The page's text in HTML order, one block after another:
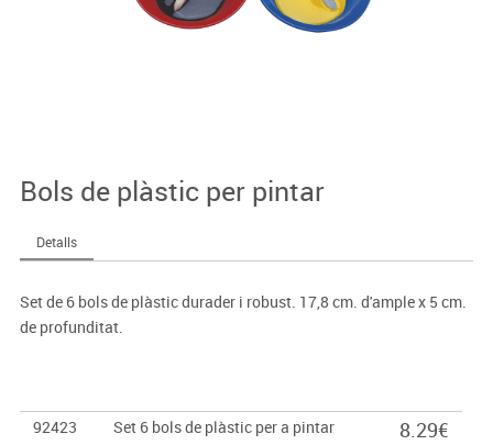
Bols de plàstic per pintar
Detalls
Set de 6 bols de plàstic durader i robust. 17,8 cm. d'ample x 5 cm.
de profunditat.
92423
Set 6 bols de plàstic per a pintar
8.29€